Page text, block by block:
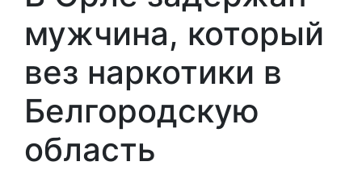
мужчина, который
вез наркотики в
Белгородскую
область